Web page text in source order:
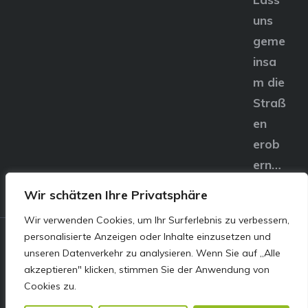
Wir schätzen Ihre Privatsphäre
Wir verwenden Cookies, um Ihr Surferlebnis zu verbessern,
personalisierte Anzeigen oder Inhalte einzusetzen und
unseren Datenverkehr zu analysieren. Wenn Sie auf „Alle
akzeptieren" klicken, stimmen Sie der Anwendung von
Cookies zu.
uns
geme
insa
m die
Straß
en
erob
ern…
© E&S Motors GmbH,
Linzer Straße 83 4240
Freistadt